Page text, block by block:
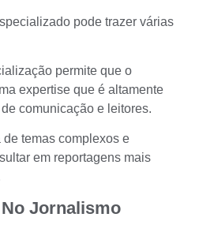
pode trazer várias
permite que o
expertise que é altamente
comunicação e leitores.
temas complexos e
em reportagens mais
Jornalismo